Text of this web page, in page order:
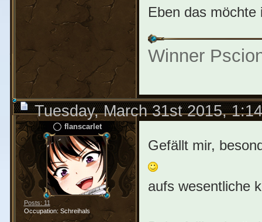
Eben das
Winner
Tuesday, March 31st 2015,
flanscarlet
Posts: 11
Occupation: Schreihals
Gefällt mir,
aufs wesentliche